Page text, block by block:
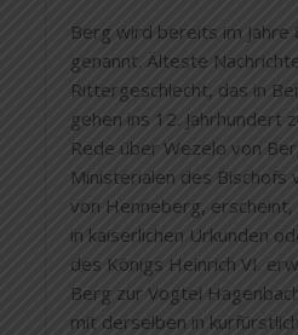
Berg wird bereits im Jahre
genannt. Älteste
Rittergeschlecht, das in
gehen ins 12. Jahrhundert
Rede über Wezelo von
Ministerialen des Bischofs
von Henneberg, erscheint,
in kaiserlichen Urkunden
des Königs Heinrich VI.
Berg zur Vogtei
mit derselben in